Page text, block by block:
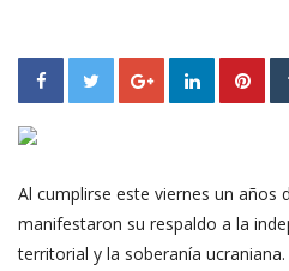
Al cumplirse este viernes un años
manifestaron su respaldo a la
territorial y la soberanía ucraniana.